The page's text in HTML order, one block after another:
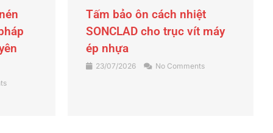
Lọc chữ Y là gì? Công dụng,
cấu tạo và cách lựa chọn lọc
Y cho hệ thống công nghiệp
22/07/2026 No Comments